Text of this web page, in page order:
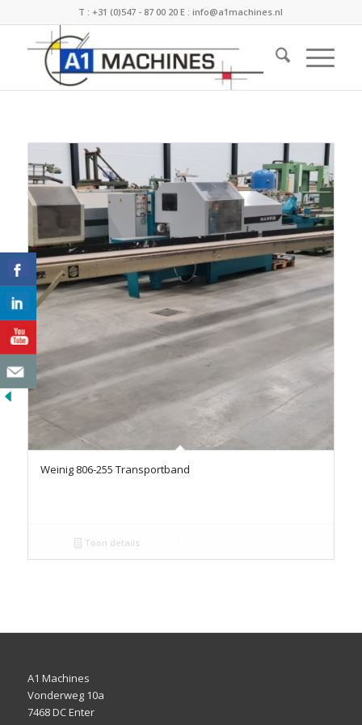
T :+31 (0)547 - 87 00 20 E :info@a1machines.nl
Weinig 806-255 Transportband
Toon details
A1 Machines
Vonderweg 10a
7468 DC Enter